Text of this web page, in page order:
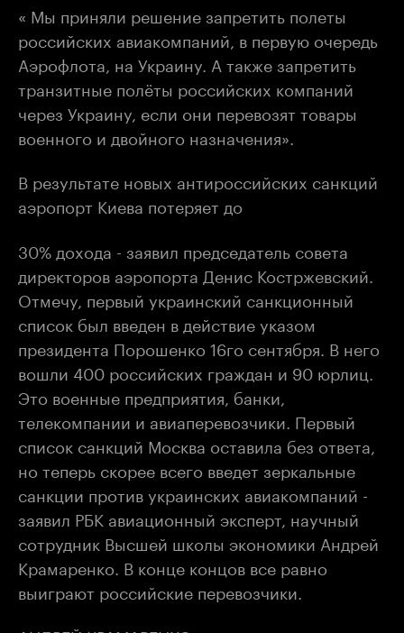
« Мы приняли решение запретить полеты
российских авиакомпаний, в первую очередь
Аэрофлота, на Украину. А также запретить
транзитные полёты российских компаний
через Украину, если они перевозят товары
военного и двойного назначения».
В результате новых антироссийских санкций
аэропорт Киева потеряет до
30% дохода - заявил председатель совета
директоров аэропорта Денис Костржевский.
Отмечу, первый украинский санкционный
список был введен в действие указом
президента Порошенко 16го сентября. В него
вошли 400 российских граждан и 90 юрлиц.
Это военные предприятия, банки,
телекомпании и авиаперевозчики. Первый
список санкций Москва оставила без ответа,
но теперь скорее всего введет зеркальные
санкции против украинских авиакомпаний -
заявил РБК авиационный эксперт, научный
сотрудник Высшей школы экономики Андрей
Крамаренко. В конце концов все равно
выиграют российские перевозчики.